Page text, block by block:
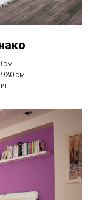
см
см